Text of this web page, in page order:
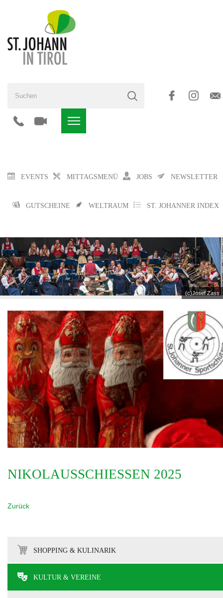
EVENTS MITTAGSMENÜ JOBS NEWSLETTER
GUTSCHEINE WELTRAUM ST. JOHANNER INDEX
(c)Josef Zass
NIKOLAUSSCHIESSEN 2025
Zurück
SHOPPING & KULINARIK
KULTUR & VEREINE